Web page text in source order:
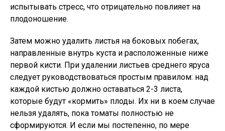
испытывать стресс, что отрицательно повлияет на
плодоношение.
Затем можно удалить листья на боковых побегах,
направленные внутрь куста и расположенные ниже
первой кисти. При удалении листьев среднего яруса
следует руководствоваться простым правилом: над
каждой кистью должно оставаться 2-3 листа,
которые будут «кормить» плоды. Их ни в коем случае
нельзя удалять, пока томаты полностью не
сформируются. И если мы постепенно, по мере